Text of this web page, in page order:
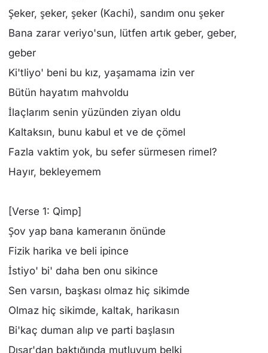
Şeker, şeker, şeker (Kachi), sandım onu şeker
Bana zarar veriyo'sun, lütfen artık geber, geber,
geber
Ki'tliyo' beni bu kız, yaşamama izin ver
Bütün hayatım mahvoldu
İlaçlarım senin yüzünden ziyan oldu
Kaltaksın, bunu kabul et ve de çömel
Fazla vaktim yok, bu sefer sürmesen rimel?
Hayır, bekleyemem
[Verse 1: Qimp]
Şov yap bana kameranın önünde
Fizik harika ve beli ipince
İstiyo' bi' daha ben onu sikince
Sen varsın, başkası olmaz hiç sikimde
Olmaz hiç sikimde, kaltak, harikasın
Bi'kaç duman alıp ve parti başlasın
Dışar'dan baktığında mutluyum belki